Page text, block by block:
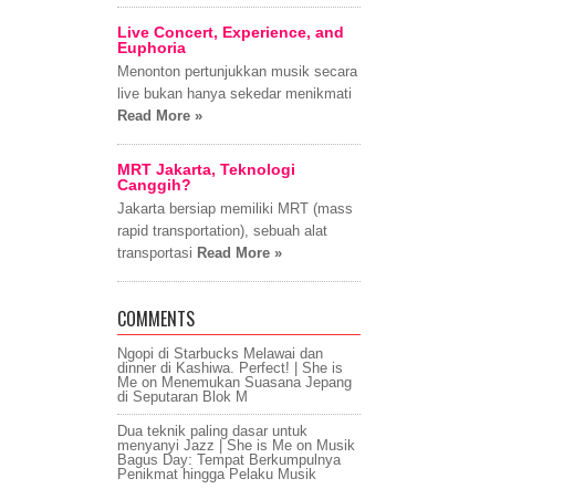
Live Concert, Experience, and
Euphoria
Menonton pertunjukkan musik secara
live bukan hanya sekedar menikmati
Read More »
MRT Jakarta, Teknologi
Canggih?
Jakarta bersiap memiliki MRT (mass
rapid transportation), sebuah alat
transportasi Read More »
COMMENTS
Ngopi di Starbucks Melawai dan
dinner di Kashiwa. Perfect! | She is
Me on Menemukan Suasana Jepang
di Seputaran Blok M
Dua teknik paling dasar untuk
menyanyi Jazz | She is Me on Musik
Bagus Day: Tempat Berkumpulnya
Penikmat hingga Pelaku Musik